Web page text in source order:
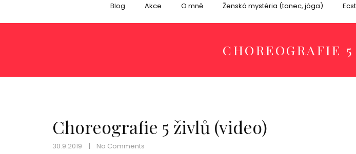
Blog Akce O mně Ženská mystéria (tanec, jóga)
CHOREOGRAFIE
Choreografie 5 živlů (video)
30.9.2019 No Comments